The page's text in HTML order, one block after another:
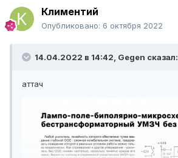
Климентий
Опубликовано: 6 октября 2022
14.04.2022 в 14:42, Gegen сказал:
аттач